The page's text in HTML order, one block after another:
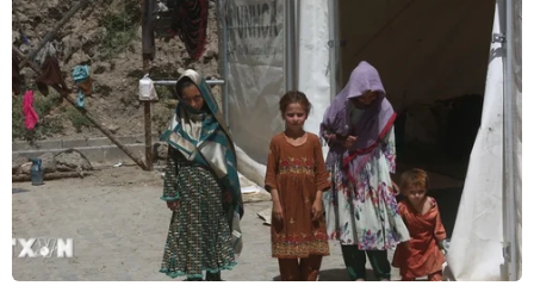
Nhiều chuyến bay tại Đức chuyển
hướng do vật thể bay gần đường
băng
05/08/2026 10:54
Hơn 100 người thiệt mạng trong mùa
mưa khốc liệt ở Ấn Độ
05/08/2026 09:39